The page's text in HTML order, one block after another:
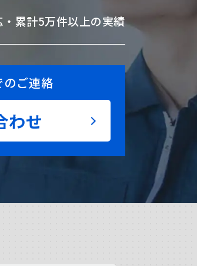
累計5万件以上の実績
のご連絡
わせ